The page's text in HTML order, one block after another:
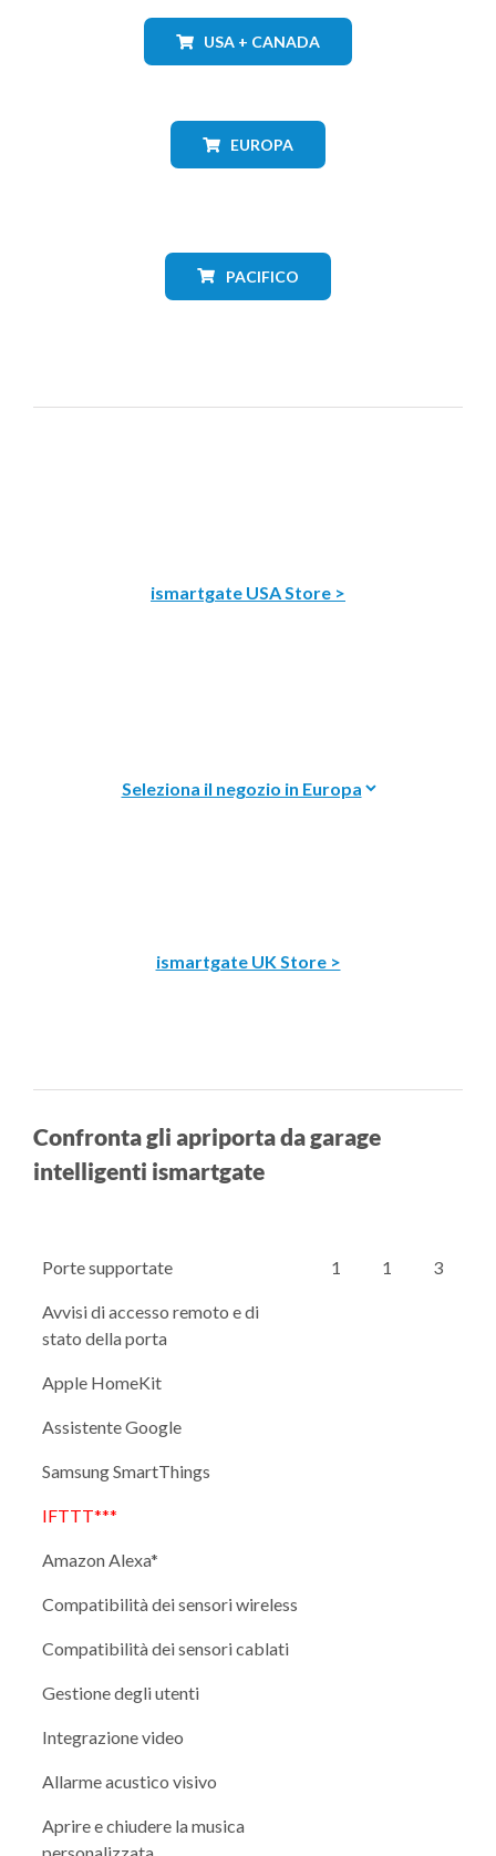
USA + CANADA
EUROPA
PACIFICO
ismartgate USA Store >
ismartgate UK Store >
Confronta gli apriporta da garage
intelligenti ismartgate
Porte supportate 1 1 3
Avvisi di accesso remoto e di
stato della porta
Apple HomeKit
Assistente Google
Samsung SmartThings
IFTTT***
Amazon Alexa*
Compatibilità dei sensori wireless
Compatibilità dei sensori cablati
Gestione degli utenti
Integrazione video
Allarme acustico visivo
Aprire e chiudere la musica